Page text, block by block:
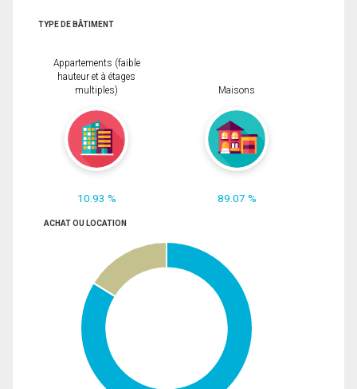
TYPE DE BÂTIMENT
Appartements (faible
hauteur et à étages
multiples)
10.93 %
Maisons
89.07 %
ACHAT OU LOCATION